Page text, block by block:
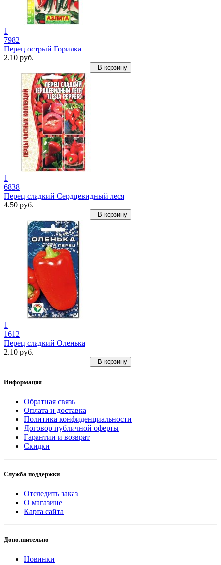
1
7982
Перец острый Горилка
2.10 руб.
В корзину
1
6838
Перец сладкий Сердцевидный леся
4.50 руб.
В корзину
1
1612
Перец сладкий Оленька
2.10 руб.
В корзину
Информация
Обратная связь
Оплата и доставка
Политика конфиденциальности
Договор публичной оферты
Гарантии и возврат
Скидки
Служба поддержки
Отследить заказ
О магазине
Карта сайта
Дополнительно
Новинки